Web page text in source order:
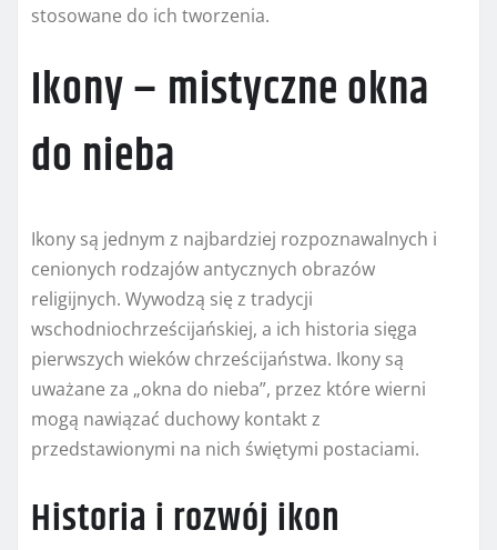
stosowane do ich tworzenia.
Ikony – mistyczne okna
do nieba
Ikony są jednym z najbardziej rozpoznawalnych i
cenionych rodzajów antycznych obrazów
religijnych. Wywodzą się z tradycji
wschodniochrześcijańskiej, a ich historia sięga
pierwszych wieków chrześcijaństwa. Ikony są
uważane za „okna do nieba”, przez które wierni
mogą nawiązać duchowy kontakt z
przedstawionymi na nich świętymi postaciami.
Historia i rozwój ikon